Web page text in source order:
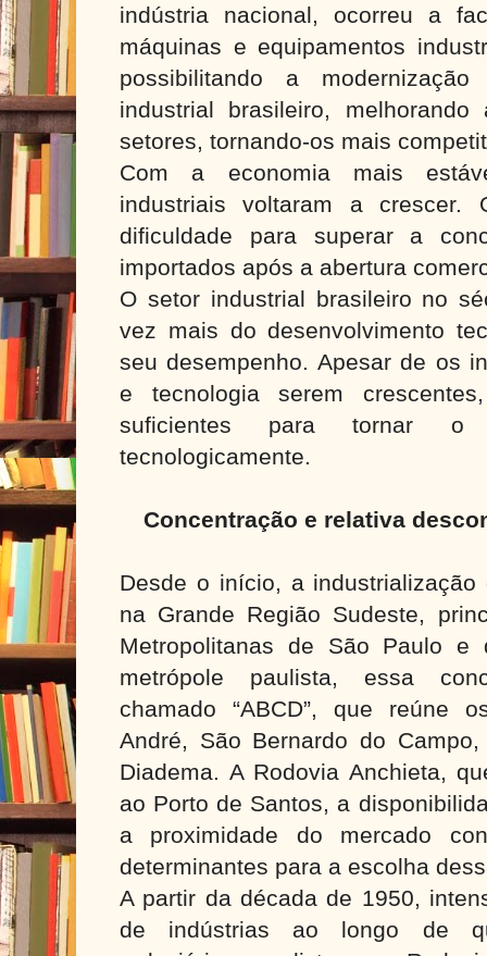
indústria nacional, ocorreu a
máquinas e equipamentos
possibilitando a
industrial brasileiro,
setores, tornando-os mais
Com a economia mais
industriais voltaram a crescer.
dificuldade para superar a
importados após a abertura
O setor industrial brasileiro no
vez mais do desenvolvimento
seu desempenho. Apesar de os
e tecnologia serem
suficientes para tornar o
tecnologicamente.
Concentração e relativa
Desde o início, a industrialização
na Grande Região Sudeste,
Metropolitanas de São Paulo
metrópole paulista, essa
chamado “ABCD”, que reúne
André, São Bernardo do
Diadema. A Rodovia Anchieta,
ao Porto de Santos, a
a proximidade do mercado
determinantes para a escolha
A partir da década de 1950,
de indústrias ao longo de